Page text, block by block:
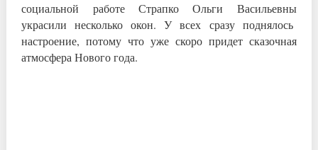
социальной работе Страпко Ольги Васильевны
украсили несколько окон. У всех сразу поднялось
настроение, потому что уже скоро придет сказочная
атмосфера Нового года.